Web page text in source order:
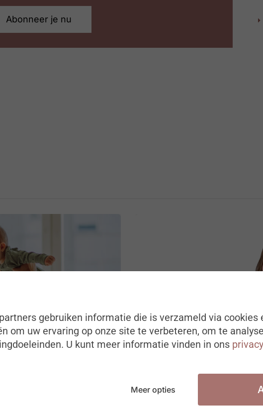
Abonneer je nu
beide partners
DIGITALISERING EN AI
Europese AI Act: nieuwe
3 AUGUSTUS 2026
gebruiken informatie die is verzameld via cookies
om uw ervaring op onze site te verbeteren, om te
U kunt meer informatie vinden in ons
Meer opties